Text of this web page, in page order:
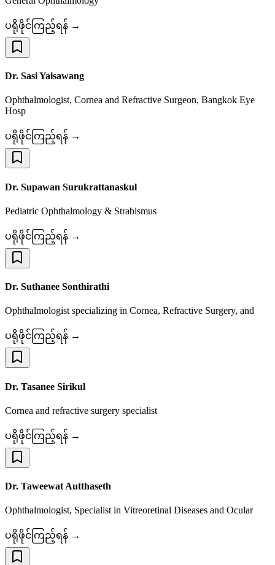
ပရိုဖိုင်ကြည့်ရန် →
Dr. Sasi Yaisawang
Ophthalmologist, Cornea and Refractive Surgeon, Bangkok Eye
Hosp
ပရိုဖိုင်ကြည့်ရန် →
Dr. Supawan Surukrattanaskul
Pediatric Ophthalmology & Strabismus
ပရိုဖိုင်ကြည့်ရန် →
Dr. Suthanee Sonthirathi
Ophthalmologist specializing in Cornea, Refractive Surgery, and
ပရိုဖိုင်ကြည့်ရန် →
Dr. Tasanee Sirikul
Cornea and refractive surgery specialist
ပရိုဖိုင်ကြည့်ရန် →
Dr. Taweewat Autthaseth
Ophthalmologist, Specialist in Vitreoretinal Diseases and Ocular
ပရိုဖိုင်ကြည့်ရန် →